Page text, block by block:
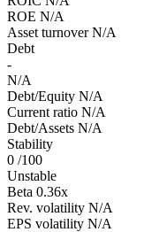
ROE N/A
Asset turnover N/A
Debt
-
N/A
Debt/Equity N/A
Current ratio N/A
Debt/Assets N/A
Stability
0 /100
Unstable
Beta 0.36x
Rev. volatility N/A
EPS volatility N/A